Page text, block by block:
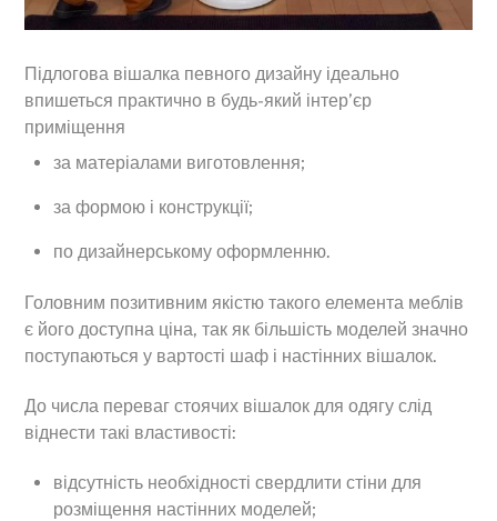
Підлогова вішалка певного дизайну ідеально
впишеться практично в будь-який інтер’єр
приміщення
за матеріалами виготовлення;
за формою і конструкції;
по дизайнерському оформленню.
Головним позитивним якістю такого елемента меблів
є його доступна ціна, так як більшість моделей значно
поступаються у вартості шаф і настінних вішалок.
До числа переваг стоячих вішалок для одягу слід
віднести такі властивості:
відсутність необхідності свердлити стіни для
розміщення настінних моделей;